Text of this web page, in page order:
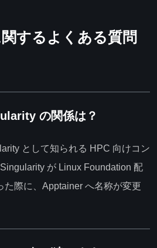
するよくある質問
の関係は？
として知られる HPC 向けコン
が Linux Foundation 配
た際に、Apptainer へ名称が変更